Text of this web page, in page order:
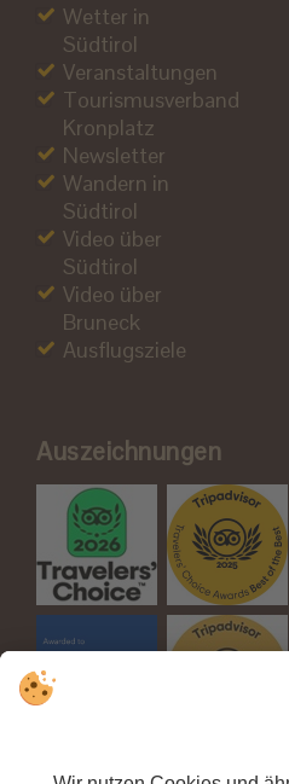
Wetter in
Südtirol
Veranstaltungen
Tourismusverband
Kronplatz
Newsletter
Wandern in
Südtirol
Video über
Südtirol
Video über
Bruneck
Ausflugsziele
Auszeichnungen